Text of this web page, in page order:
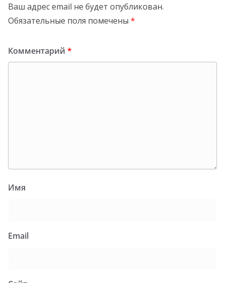
Ваш адрес email не будет опубликован.
Обязательные поля помечены *
Комментарий *
Имя
Email